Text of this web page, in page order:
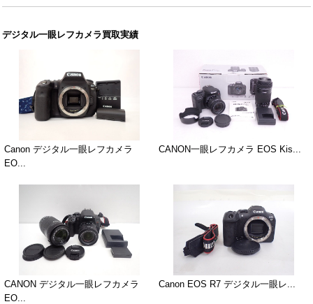
デジタル一眼レフカメラ買取実績
Canon デジタル一眼レフカメラ
EO...
CANON一眼レフカメラ EOS Kis...
CANON デジタル一眼レフカメラ
EO...
Canon EOS R7 デジタル一眼レ...